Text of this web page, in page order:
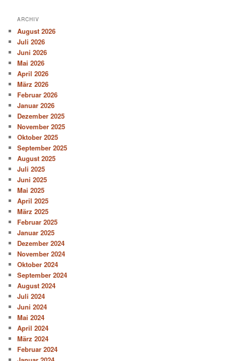
ARCHIV
August 2026
Juli 2026
Juni 2026
Mai 2026
April 2026
März 2026
Februar 2026
Januar 2026
Dezember 2025
November 2025
Oktober 2025
September 2025
August 2025
Juli 2025
Juni 2025
Mai 2025
April 2025
März 2025
Februar 2025
Januar 2025
Dezember 2024
November 2024
Oktober 2024
September 2024
August 2024
Juli 2024
Juni 2024
Mai 2024
April 2024
März 2024
Februar 2024